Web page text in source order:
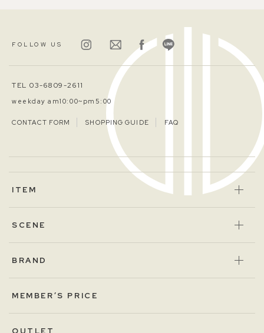
FOLLOW US
TEL 03-6809-2611
weekday am10:00~pm5:00
CONTACT FORM SHOPPING GUIDE FAQ
ITEM
SCENE
BRAND
MEMBER’S PRICE
OUTLET